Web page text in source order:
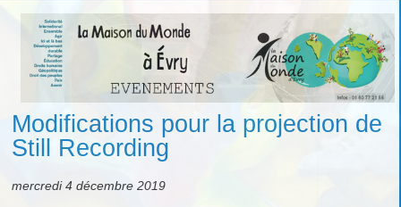
Modifications pour la projection de
Still Recording
mercredi 4 décembre 2019